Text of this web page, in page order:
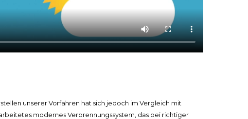
unserer Vorfahren hat sich jedoch im Vergleich mit
modernes Verbrennungssystem, das bei richtiger